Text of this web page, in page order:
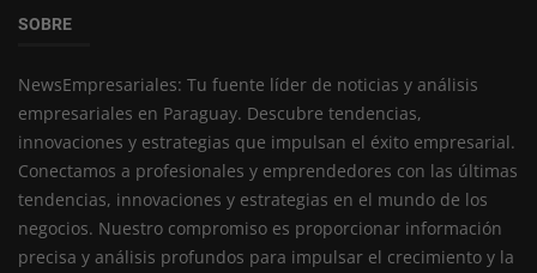
SOBRE
NewsEmpresariales: Tu fuente líder de noticias y análisis
empresariales en Paraguay. Descubre tendencias,
innovaciones y estrategias que impulsan el éxito empresarial.
Conectamos a profesionales y emprendedores con las últimas
tendencias, innovaciones y estrategias en el mundo de los
negocios. Nuestro compromiso es proporcionar información
precisa y análisis profundos para impulsar el crecimiento y la